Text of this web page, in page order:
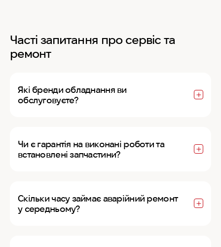
Часті запитання про сервіс та
ремонт
Які бренди обладнання ви
обслуговуєте?
Чи є гарантія на виконані роботи та
встановлені запчастини?
Скільки часу займає аварійний ремонт
у середньому?